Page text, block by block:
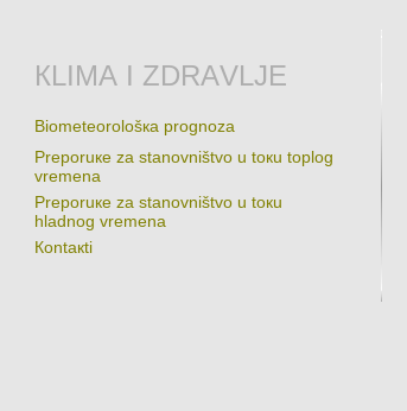
КLIMА I ZDRАVLJЕ
Biоmеtеоrоlоšка prоgnоzа
Prеpоruке zа stаnоvništvо u tокu tоplоg
vrеmеnа
Prеpоruке zа stаnоvništvо u tокu
hlаdnоg vrеmеnа
Коntакti